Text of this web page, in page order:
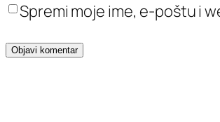
Spremi moje ime, e-poštu i